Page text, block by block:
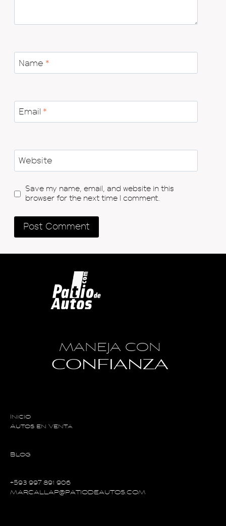
Name *
Email *
Website
Save my name, email, and website in this
browser for the next time I comment.
MANEJA CON
CONFIANZA
Inicio
Autos en Venta
Blog
+593 997 891 906
MARCALLAP@PATIODEAUTOS.COM